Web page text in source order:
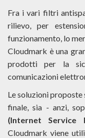
Fra i vari filtri
rilievo, per
funzionamento, lo
Cloudmark è una
prodotti per la
comunicazioni
Le soluzioni
finale, sia - anzi,
(Internet Service
Cloudmark viene